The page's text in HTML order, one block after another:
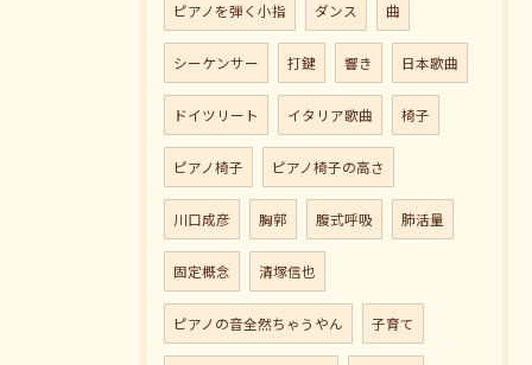
ピアノを弾く小指 ダンス 曲
シーケンサー 打鍵 響き 日本歌曲
ドイツリート イタリア歌曲 椅子
ピアノ椅子 ピアノ椅子の高さ
川口成彦 胸郭 腹式呼吸 肺活量
固定概念 清塚信也
ピアノの音全然ちゃうやん 子育て